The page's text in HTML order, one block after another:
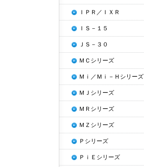
ＩＰＲ／ＩＸＲ
ＩＳ－１５
ＪＳ－３０
ＭＣシリーズ
Ｍｉ／Ｍｉ－Ｈシリーズ
ＭＪシリーズ
ＭＲシリーズ
ＭＺシリーズ
Ｐシリーズ
ＰｉＥシリーズ